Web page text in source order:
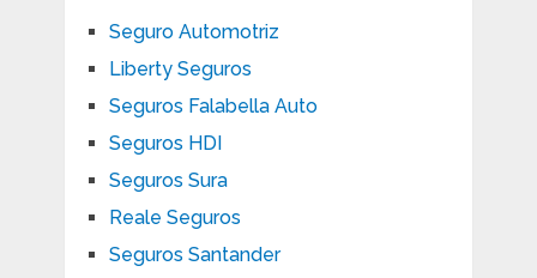
Seguro Automotriz
Liberty Seguros
Seguros Falabella Auto
Seguros HDI
Seguros Sura
Reale Seguros
Seguros Santander